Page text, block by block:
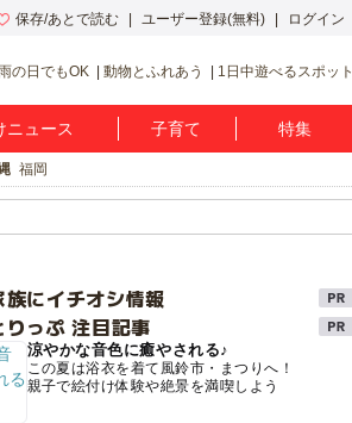
保存/あとで読む ユーザー登録(無料) ログイン
の日でもOK 動物とふれあう 1日中遊べるスポット
ニュース 子育て 特集
福岡
にイチオシ情報
りっぷ 注目記事
涼やかな音色に癒やされる♪
この夏は浴衣を着て風鈴市・まつりへ！
親子で絵付け体験や絶景を満喫しよう